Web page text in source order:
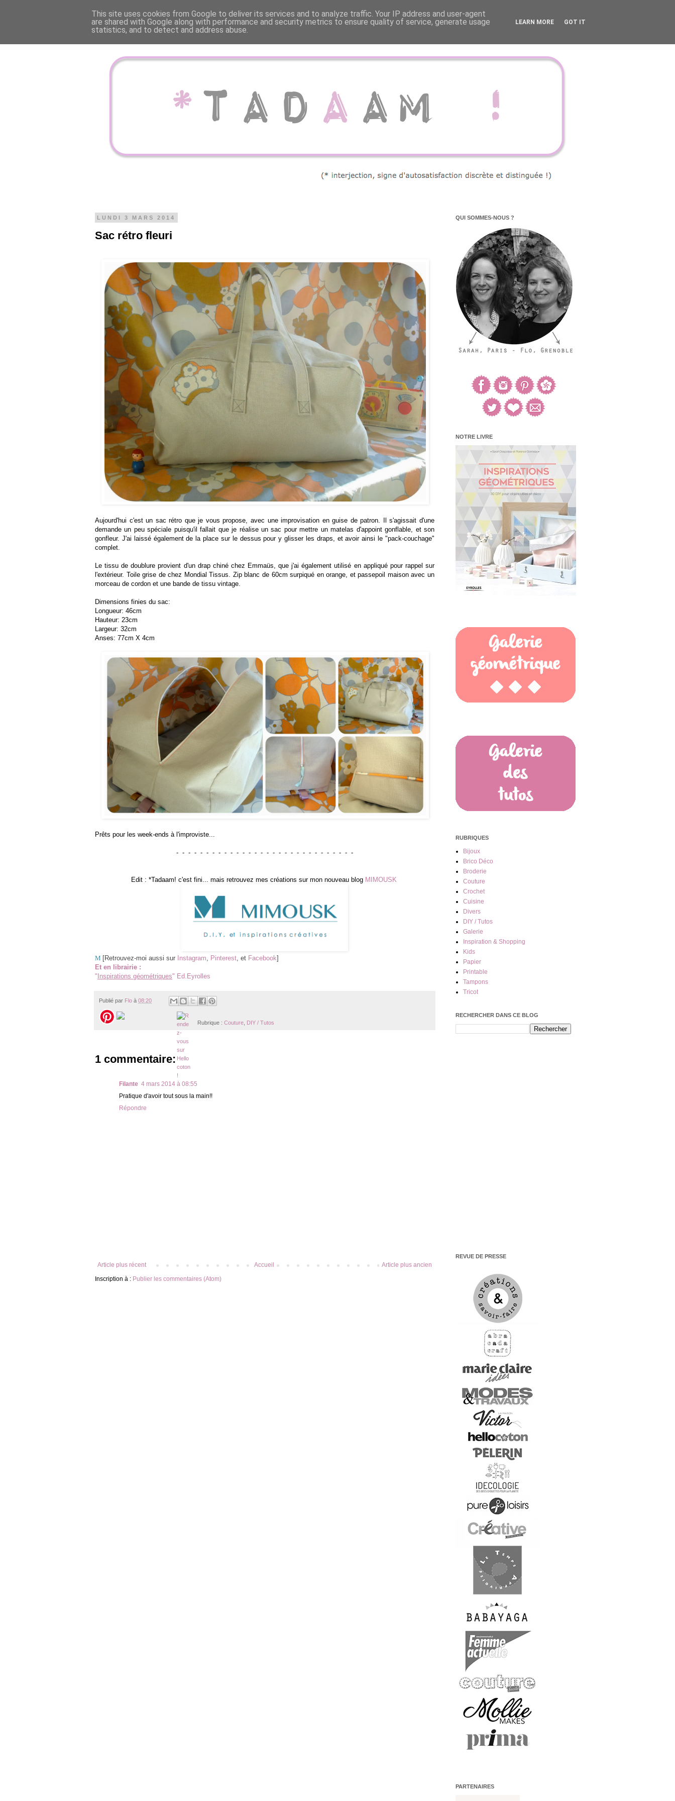
LUNDI 3 MARS 2014
Sac rétro fleuri
Aujourd'hui c'est un sac rétro que je vous propose, avec une improvisation en guise de patron. Il s'agissait d'une
demande un peu spéciale puisqu'il fallait que je réalise un sac pour mettre un matelas d'appoint gonflable, et son
gonfleur. J'ai laissé également de la place sur le dessus pour y glisser les draps, et avoir ainsi le "pack-couchage"
complet.
Le tissu de doublure provient d'un drap chiné chez Emmaüs, que j'ai également utilisé en appliqué pour rappel sur
l'extérieur. Toile grise de chez Mondial Tissus. Zip blanc de 60cm surpiqué en orange, et passepoil maison avec un
morceau de cordon et une bande de tissu vintage.
Dimensions finies du sac:
Longueur: 46cm
Hauteur: 23cm
Largeur: 32cm
Anses: 77cm X 4cm
Prêts pour les week-ends à l'improviste...
- - - - - - - - - - - - - - - - - - - - - - - - - - - - - -
Edit : *Tadaam! c'est fini... mais retrouvez mes créations sur mon nouveau blog MIMOUSK
M [Retrouvez-moi aussi sur Instagram Pinterest , et Facebook]
Et en librairie :
"Inspirations géométriques" Ed.Eyrolles
Publié par Flo à 08:20
Rubrique : Couture, DIY / Tutos
1 commentaire:
Filante 4 mars 2014 à 08:55
Pratique d'avoir tout sous la main!!
Répondre
Article plus récent Article plus ancien
Accueil
Inscription à : Publier les commentaires (Atom)
QUI SOMMES-NOUS ?
NOTRE LIVRE
RUBRIQUES
Bijoux
Brico Déco
Broderie
Couture
Crochet
Cuisine
Divers
DIY / Tutos
Galerie
Inspiration & Shopping
Kids
Papier
Printable
Tampons
Tricot
RECHERCHER DANS CE BLOG
REVUE DE PRESSE
PARTENAIRES
This site uses cookies from Google to deliver its services and to analyze traffic. Your IP address and user-agent
are shared with Google along with performance and security metrics to ensure quality of service, generate usage
statistics, and to detect and address abuse.
LEARN MORE GOT IT